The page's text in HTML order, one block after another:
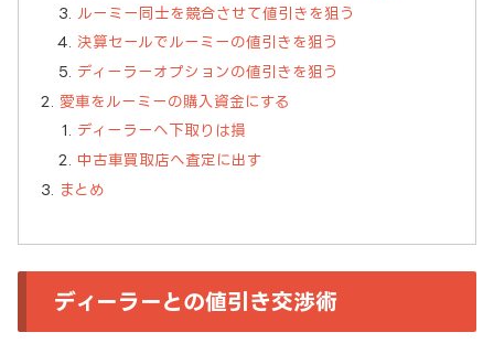
ルーミー同士を競合させて値引きを狙う
決算セールでルーミーの値引きを狙う
ディーラーオプションの値引きを狙う
愛車をルーミーの購入資金にする
ディーラーへ下取りは損
中古車買取店へ査定に出す
まとめ
ディーラーとの値引き交渉術